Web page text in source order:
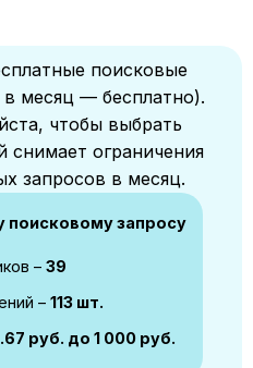
поисковые
месяц — бесплатно).
чтобы выбрать
снимает ограничения
запросов в месяц.
запросу
– 39
– 113 шт.
руб. до 1 000 руб.